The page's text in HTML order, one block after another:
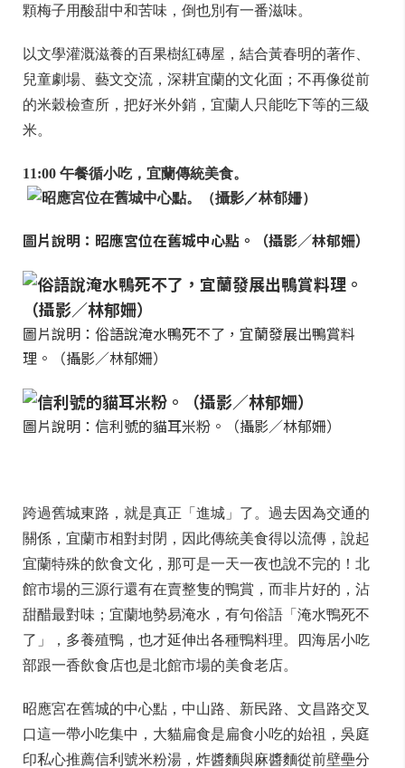
顆梅子用酸甜中和苦味，倒也別有一番滋味。
以文學灌溉滋養的百果樹紅磚屋，結合黃春明的著作、
兒童劇場、藝文交流，深耕宜蘭的文化面；不再像從前
的米穀檢查所，把好米外銷，宜蘭人只能吃下等的三級
米。
11:00 午餐循小吃，宜蘭傳統美食。
圖片說明：昭應宮位在舊城中心點。（攝影／林郁姍）
圖片說明：俗語說淹水鴨死不了，宜蘭發展出鴨賞料
理。（攝影／林郁姍）
圖片說明：信利號的貓耳米粉。（攝影／林郁姍）
跨過舊城東路，就是真正「進城」了。過去因為交通的
關係，宜蘭市相對封閉，因此傳統美食得以流傳，說起
宜蘭特殊的飲食文化，那可是一天一夜也說不完的！北
館市場的三源行還有在賣整隻的鴨賞，而非片好的，沾
甜醋最對味；宜蘭地勢易淹水，有句俗語「淹水鴨死不
了」，多養殖鴨，也才延伸出各種鴨料理。四海居小吃
部跟一香飲食店也是北館市場的美食老店。
昭應宮在舊城的中心點，中山路、新民路、文昌路交叉
口這一帶小吃集中，大貓扁食是扁食小吃的始祖，吳庭
印私心推薦信利號米粉湯，炸醬麵與麻醬麵從前壁壘分